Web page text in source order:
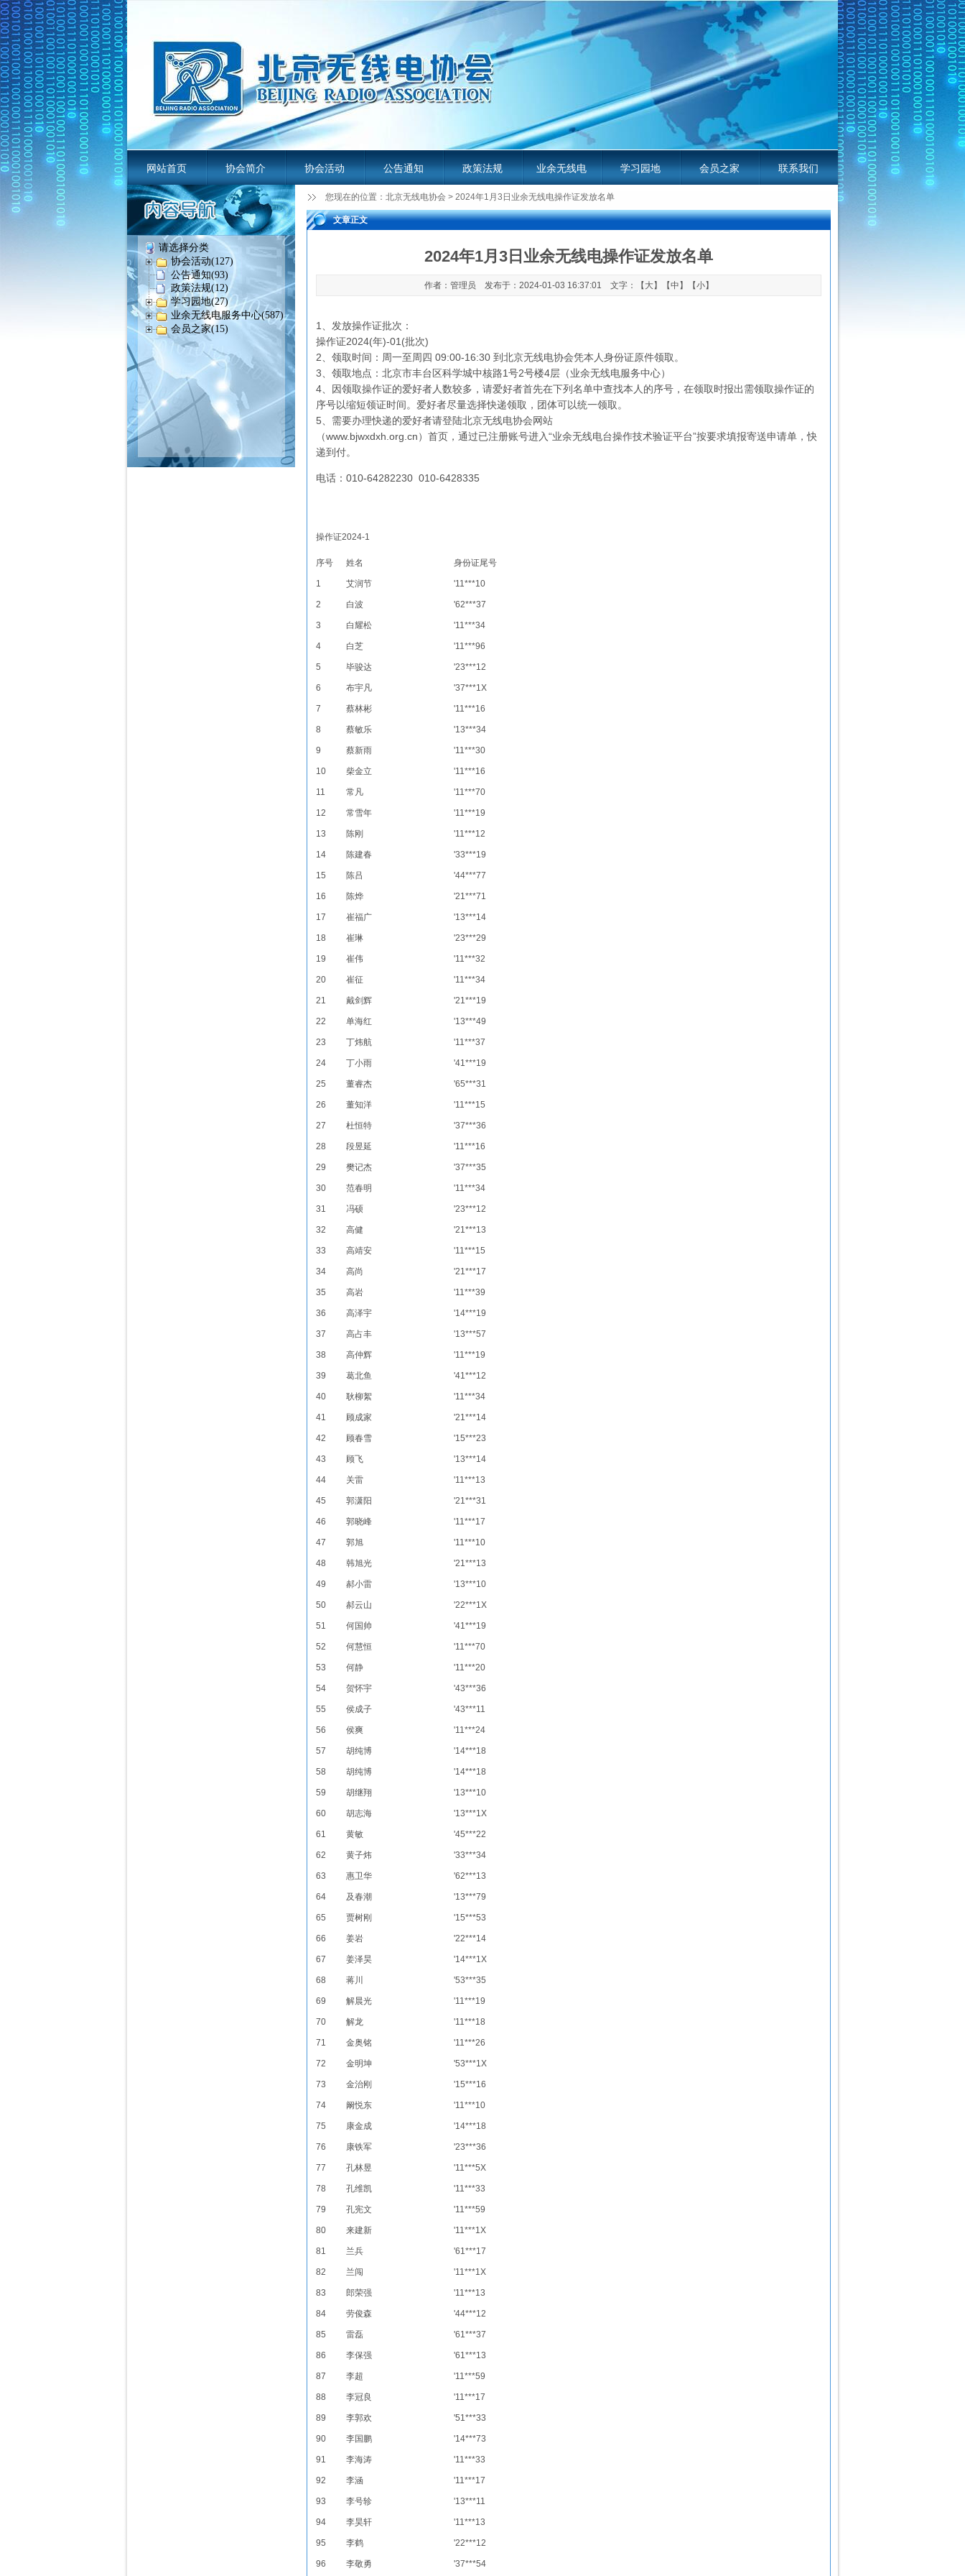
网站首页 协会简介 协会活动 公告通知 政策法规 业余无线电 学习园地 会员之家 联系我们
业余无线电服务平台 业余无线电平台服务指南
您现在的位置： 北京无线电协会 > 2024年1月3日业余无线电操作证发放名单
请选择分类
协会活动(127)
公告通知(93)
政策法规(12)
学习园地(27)
业余无线电服务中心(587)
会员之家(15)
文章正文
2024年1月3日业余无线电操作证发放名单
作者：管理员 发布于：2024-01-03 16:37:01 文字：【 大】【中 】【小】
1、发放操作证批次：
操作证2024(年)-01(批次)
2、领取时间：周一至周四 09:00-16:30 到北京无线电协会凭本人身份证原件领取。
3、领取地点：北京市丰台区科学城中核路1号2号楼4层（业余无线电服务中心）
4、因领取操作证的爱好者人数较多，请爱好者首先在下列名单中查找本人的序号，在领取时报出需领取操作证的
序号以缩短领证时间。爱好者尽量选择快递领取，团体可以统一领取。
5、需要办理快递的爱好者请登陆北京无线电协会网站
（www.bjwxdxh.org.cn）首页，通过已注册账号进入“业余无线电台操作技术验证平台”按要求填报寄送申请单，快
递到付。
电话：010-64282230 010-6428335
操作证2024-1
序号 姓名 身份证尾号
1 艾润节 '11***10
2 白波 '62***37
3 白耀松 '11***34
4 白芝 '11***96
5 毕骏达 '23***12
6 布宇凡 '37***1X
7 蔡林彬 '11***16
8 蔡敏乐 '13***34
9 蔡新雨 '11***30
10 柴金立 '11***16
11 常凡 '11***70
12 常雪年 '11***19
13 陈刚 '11***12
14 陈建春 '33***19
15 陈吕 '44***77
16 陈烨 '21***71
17 崔福广 '13***14
18 崔琳 '23***29
19 崔伟 '11***32
20 崔征 '11***34
21 戴剑辉 '21***19
22 单海红 '13***49
23 丁炜航 '11***37
24 丁小雨 '41***19
25 董睿杰 '65***31
26 董知洋 '11***15
27 杜恒特 '37***36
28 段昱延 '11***16
29 樊记杰 '37***35
30 范春明 '11***34
31 冯硕 '23***12
32 高健 '21***13
33 高靖安 '11***15
34 高尚 '21***17
35 高岩 '11***39
36 高泽宇 '14***19
37 高占丰 '13***57
38 高仲辉 '11***19
39 葛北鱼 '41***12
40 耿柳絮 '11***34
41 顾成家 '21***14
42 顾春雪 '15***23
43 顾飞 '13***14
44 关雷 '11***13
45 郭潇阳 '21***31
46 郭晓峰 '11***17
47 郭旭 '11***10
48 韩旭光 '21***13
49 郝小雷 '13***10
50 郝云山 '22***1X
51 何国帅 '41***19
52 何慧恒 '11***70
53 何静 '11***20
54 贺怀宇 '43***36
55 侯成子 '43***11
56 侯爽 '11***24
57 胡纯博 '14***18
58 胡纯博 '14***18
59 胡继翔 '13***10
60 胡志海 '13***1X
61 黄敏 '45***22
62 黄子炜 '33***34
63 惠卫华 '62***13
64 及春潮 '13***79
65 贾树刚 '15***53
66 姜岩 '22***14
67 姜泽昊 '14***1X
68 蒋川 '53***35
69 解晨光 '11***19
70 解龙 '11***18
71 金奥铭 '11***26
72 金明坤 '53***1X
73 金治刚 '15***16
74 阚悦东 '11***10
75 康金成 '14***18
76 康铁军 '23***36
77 孔林昱 '11***5X
78 孔维凯 '11***33
79 孔宪文 '11***59
80 来建新 '11***1X
81 兰兵 '61***17
82 兰闯 '11***1X
83 郎荣强 '11***13
84 劳俊森 '44***12
85 雷磊 '61***37
86 李保强 '61***13
87 李超 '11***59
88 李冠良 '11***17
89 李郭欢 '51***33
90 李国鹏 '14***73
91 李海涛 '11***33
92 李涵 '11***17
93 李号轸 '13***11
94 李昊轩 '11***13
95 李鹤 '22***12
96 李敬勇 '37***54